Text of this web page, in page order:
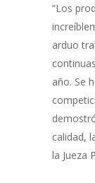
“Los
arduo
año. Se
calidad,
la Jueza